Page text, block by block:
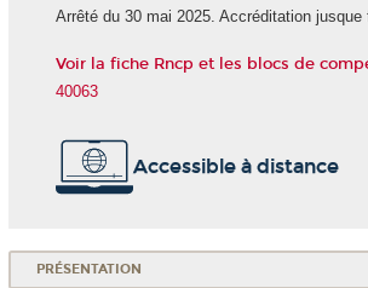
Arrêté du 30 mai 2025. Accréditation jusque
Voir la fiche Rncp et les blocs de
40063
Accessible à distance
PRÉSENTATION